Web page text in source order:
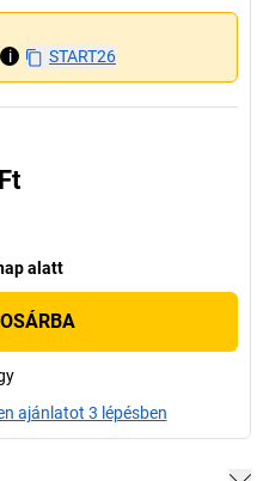
i START26
alatt
ajánlatot 3 lépésben